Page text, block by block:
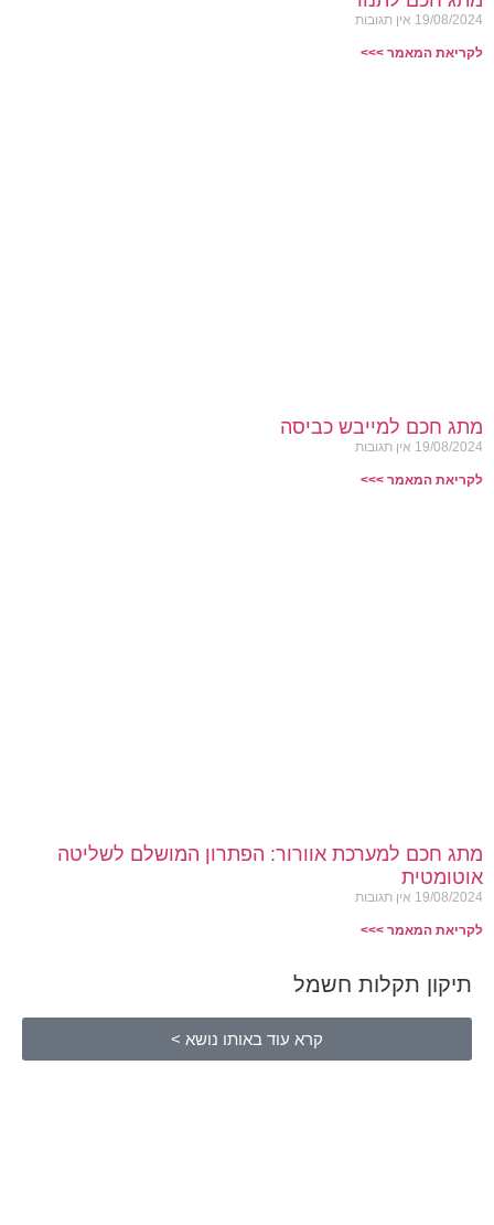
19/08/2024 אין תגובות
לקריאת המאמר >>>
מתג חכם למייבש כביסה
19/08/2024 אין תגובות
לקריאת המאמר >>>
מתג חכם למערכת אוורור: הפתרון המושלם לשליטה
אוטומטית
19/08/2024 אין תגובות
לקריאת המאמר >>>
תיקון תקלות חשמל
קרא עוד באותו נושא >